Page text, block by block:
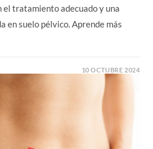
el tratamiento adecuado y una
en suelo pélvico. Aprende más
10 OCTUBRE 2024